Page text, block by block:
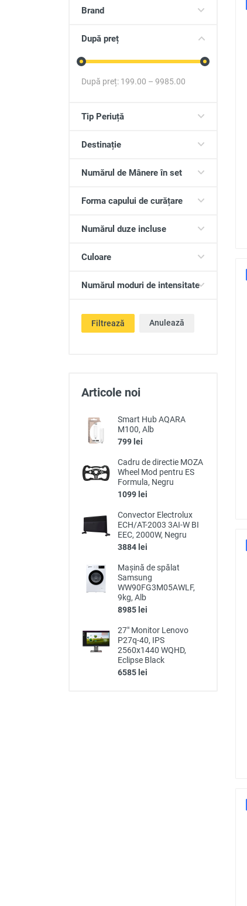
Produse auto
Brand
După preț
După preț: 199.00 – 9985.00
Tip Periuță
Destinație
Numărul de Mânere în set
Forma capului de curățare
Numărul duze incluse
Culoare
Numărul moduri de intensitate
Filtrează Anulează
Articole noi
Smart Hub AQARA
M100, Alb
799 lei
Cadru de directie MOZA
Wheel Mod pentru ES
Formula, Negru
1099 lei
Convector Electrolux
ECH/AT-2003 3AI-W BI
EEC, 2000W, Negru
3884 lei
Mașină de spălat
Samsung
WW90FG3M05AWLF,
9kg, Alb
8985 lei
27" Monitor Lenovo
P27q-40, IPS
2560x1440 WQHD,
Eclipse Black
6585 lei